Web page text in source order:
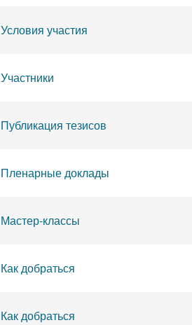
Условия участия
Участники
Публикация тезисов
Пленарные доклады
Мастер-классы
Как добраться
Как добраться